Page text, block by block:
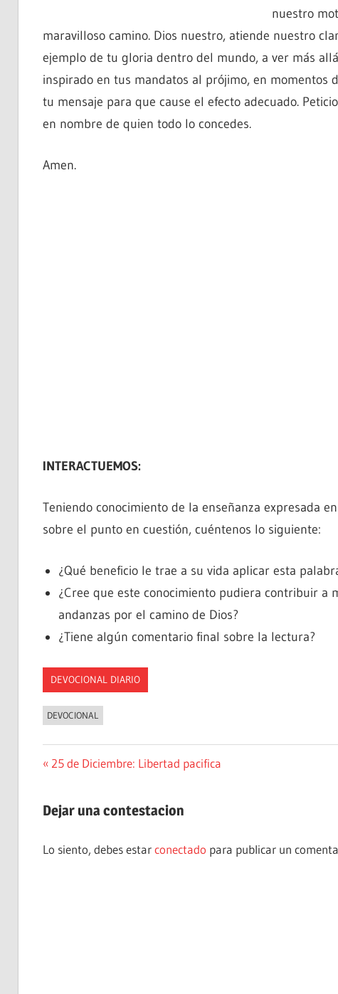
nuestro
maravilloso camino. Dios nuestro, atiende nuestro
ejemplo de tu gloria dentro del mundo, a ver más
inspirado en tus mandatos al prójimo, en momentos
tu mensaje para que cause el efecto adecuado.
en nombre de quien todo lo concedes.
Amen.
INTERACTUEMOS:
Teniendo conocimiento de la enseñanza expresada
sobre el punto en cuestión, cuéntenos lo siguiente:
¿Qué beneficio le trae a su vida aplicar esta
¿Cree que este conocimiento pudiera contribuir a
andanzas por el camino de Dios?
¿Tiene algún comentario final sobre la lectura?
DEVOCIONAL DIARIO
DEVOCIONAL
Navegación
entradas
Entrada
25 de Diciembre: Libertad pacifica
Dejar una contestacion
Lo siento, debes estarconectado para publicar un